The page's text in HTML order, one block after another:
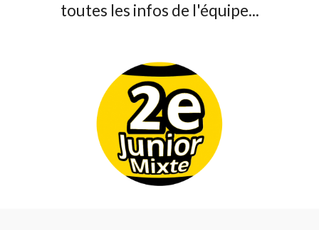
toutes les infos de l'équipe...